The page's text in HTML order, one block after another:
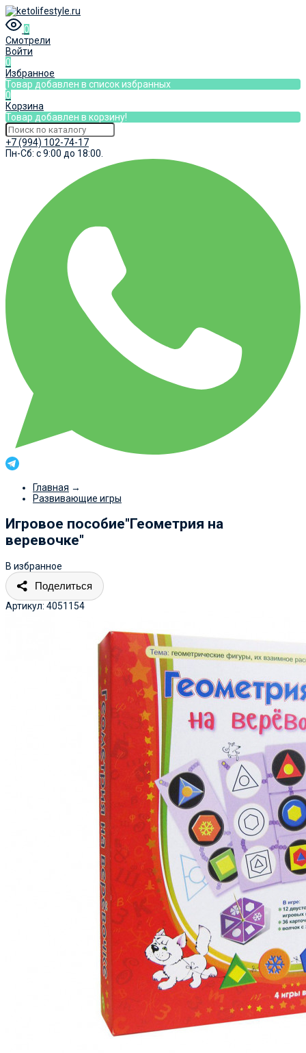
0
Смотрели
Войти
0
Избранное
Товар добавлен в список избранных
0
Корзина
Товар добавлен в корзину!
+7 (994) 102-74-17
Пн-Сб: с 9:00 до 18:00.
Главная →
Развивающие игры
Игровое пособие"Геометрия на
веревочке"
В избранное
Поделиться
Артикул: 4051154